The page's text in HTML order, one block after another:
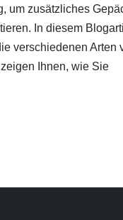
um zusätzliches
In diesem
verschiedenen Arten
Ihnen, wie Sie